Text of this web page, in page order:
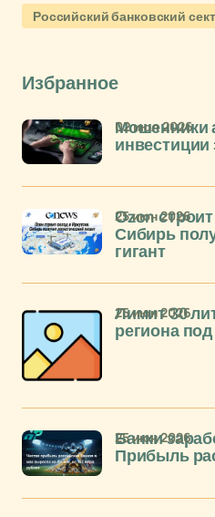
Российский банковский
Избранное
Мошенники
инвестиции
02 июл 2026
Ozon
Сибирь
гигант
25 июн 2026
Лимит 30
региона
25 июн 2026
Банки
Прибыль
25 июн 2026